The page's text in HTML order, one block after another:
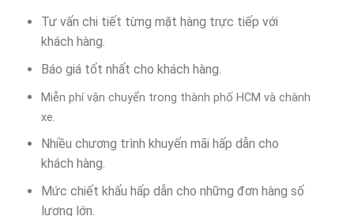
Tư vấn chi tiết từng mặt hàng trực tiếp với
khách hàng.
Báo giá tốt nhất cho khách hàng.
Miễn phí vận chuyển trong thành phố HCM và chành
xe.
Nhiều chương trình khuyến mãi hấp dẫn cho
khách hàng.
Mức chiết khấu hấp dẫn cho những đơn hàng số
lượng lớn.